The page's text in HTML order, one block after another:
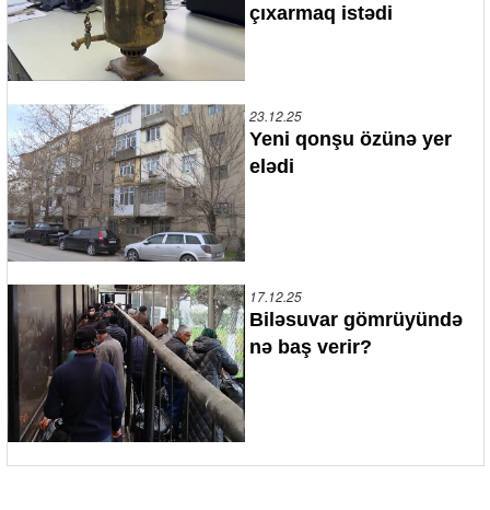
çıxarmaq istədi
23.12.25
Yeni qonşu özünə yer
elədi
17.12.25
Biləsuvar gömrüyündə
nə baş verir?